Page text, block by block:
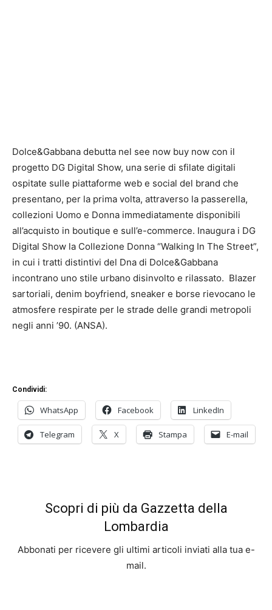
Dolce&Gabbana debutta nel see now buy now con il
progetto DG Digital Show, una serie di sfilate digitali
ospitate sulle piattaforme web e social del brand che
presentano, per la prima volta, attraverso la passerella,
collezioni Uomo e Donna immediatamente disponibili
all’acquisto in boutique e sull’e-commerce. Inaugura i DG
Digital Show la Collezione Donna “Walking In The Street”,
in cui i tratti distintivi del Dna di Dolce&Gabbana
incontrano uno stile urbano disinvolto e rilassato. Blazer
sartoriali, denim boyfriend, sneaker e borse rievocano le
atmosfere respirate per le strade delle grandi metropoli
negli anni ’90. (ANSA).
Condividi:
WhatsApp Facebook LinkedIn
Telegram X Stampa E-mail
Scopri di più da Gazzetta della
Lombardia
Abbonati per ricevere gli ultimi articoli inviati alla tua e-
mail.